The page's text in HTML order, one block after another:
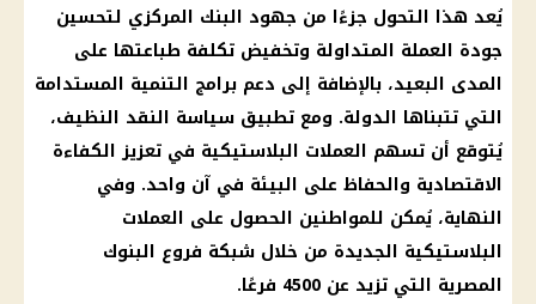
يُعد هذا التحول جزءًا من جهود البنك المركزي لتحسين
جودة العملة المتداولة وتخفيض تكلفة طباعتها على
المدى البعيد، بالإضافة إلى دعم برامج التنمية المستدامة
التي تتبناها الدولة. ومع تطبيق سياسة النقد النظيف،
يُتوقع أن تسهم العملات البلاستيكية في تعزيز الكفاءة
الاقتصادية والحفاظ على البيئة في آن واحد. وفي
النهاية، يُمكن للمواطنين الحصول على العملات
البلاستيكية الجديدة من خلال شبكة فروع البنوك
المصرية التي تزيد عن 4500 فرعًا.